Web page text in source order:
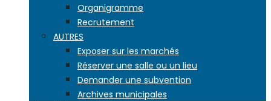
Organigramme
Recrutement
AUTRES
Exposer sur les marchés
Réserver une salle ou un lieu
Demander une subvention
Archives municipales